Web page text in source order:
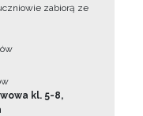
zabiorą ze
kl. 5-8,